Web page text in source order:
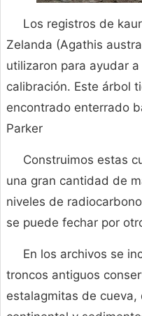
Los registros de
Zelanda (Agathis
utilizaron para ayudar
calibración. Este árbol
encontrado enterrado
Parker
Construimos estas
una gran cantidad de
niveles de
se puede fechar por
En los archivos se
troncos antiguos
estalagmitas de